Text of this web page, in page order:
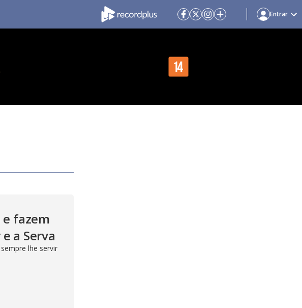
Entrar
e fazem
a Serva
lhe servir